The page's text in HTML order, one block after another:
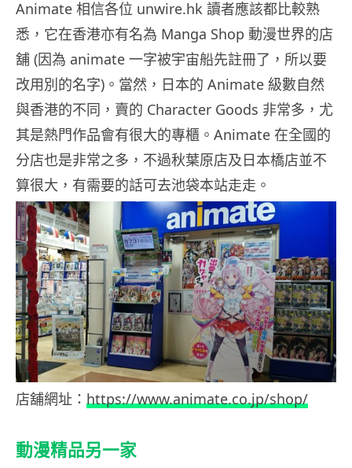
Animate 相信各位 unwire.hk 讀者應該都比較熟
悉，它在香港亦有名為 Manga Shop 動漫世界的店
舖 (因為 animate 一字被宇宙船先註冊了，所以要
改用別的名字)。當然，日本的 Animate 級數自然
與香港的不同，賣的 Character Goods 非常多，尤
其是熱門作品會有很大的專櫃。Animate 在全國的
分店也是非常之多，不過秋葉原店及日本橋店並不
算很大，有需要的話可去池袋本站走走。
店舖網址： https://www.animate.co.jp/shop/
動漫精品另一家